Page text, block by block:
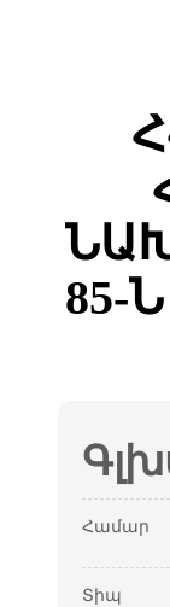
85-
Համար
Տիպ